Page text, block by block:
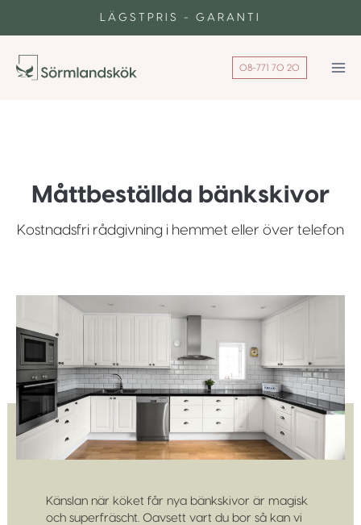
LÄGSTPRIS - GARANTI
08-771 70 20
Måttbeställda bänkskivor
Kostnadsfri rådgivning i hemmet eller över telefon
Känslan när köket får nya bänkskivor är magisk
och superfräscht. Oavsett vart du bor så kan vi